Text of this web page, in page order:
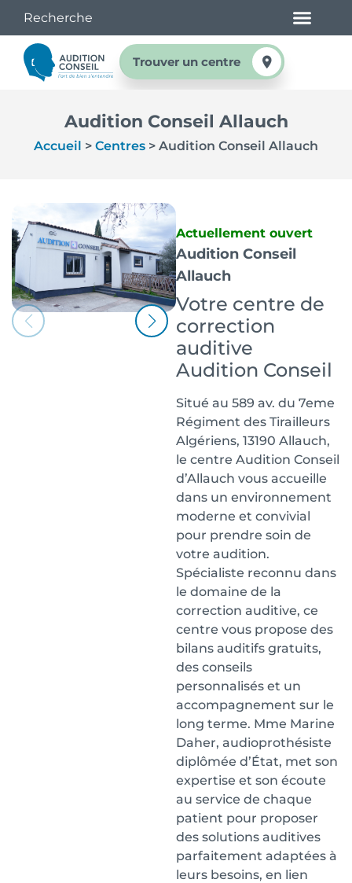
Trouver un centre
Audition Conseil Allauch
Accueil > Centres > Audition Conseil Allauch
Actuellement ouvert
Audition Conseil
Allauch
Votre centre de
correction
auditive
Audition Conseil
Situé au 589 av. du 7eme
Régiment des Tirailleurs
Algériens, 13190 Allauch,
le centre Audition Conseil
d’Allauch vous accueille
dans un environnement
moderne et convivial
pour prendre soin de
votre audition.
Spécialiste reconnu dans
le domaine de la
correction auditive, ce
centre vous propose des
bilans auditifs gratuits,
des conseils
personnalisés et un
accompagnement sur le
long terme. Mme Marine
Daher, audioprothésiste
diplômée d’État, met son
expertise et son écoute
au service de chaque
patient pour proposer
des solutions auditives
parfaitement adaptées à
leurs besoins, en lien